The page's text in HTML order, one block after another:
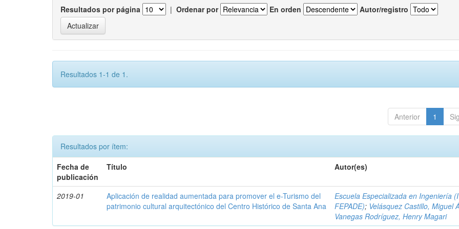
Resultados por página | Ordenar por En orden Autor/registro
Resultados 1-1 de 1.
Anterior 1
Resultados por ítem:
Fecha de
publicación
Título Autor(es)
2019-01
Aplicación de realidad aumentada para promover el e-Turismo del
patrimonio cultural arquitectónico del Centro Histórico de Santa Ana
Escuela Especializada en Ingeniería
FEPADE); Velásquez Castillo, Miguel
Vanegas Rodríguez, Henry Magari